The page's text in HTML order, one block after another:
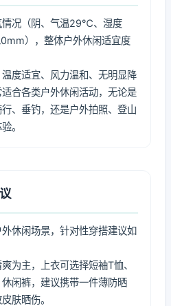
情况（阴、气温29℃、湿度
），整体户外休闲适宜度
度适宜、风力温和、无明显降
合各类户外休闲活动，无论是
、垂钓，还是户外拍照、登山
。
休闲场景，针对性穿搭建议如
为主，上衣可选择短袖T恤、
闲裤，建议携带一件薄防晒
肤晒伤。